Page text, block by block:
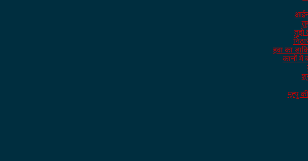
तुझे
हवा का
कानों में
मृत्यु